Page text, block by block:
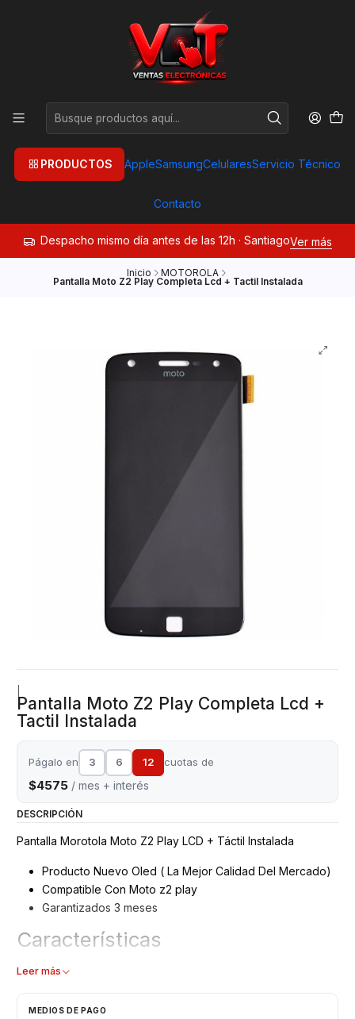
PRODUCTOS AppleSamsungCelularesServicio Técnico
Contacto
Despacho mismo día antes de las 12h · SantiagoVer más
Inicio MOTOROLA
Pantalla Moto Z2 Play Completa Lcd + Tactil Instalada
Pantalla Moto Z2 Play Completa Lcd +
Tactil Instalada
Págalo en 3 6 12 cuotas de
$4575 / mes + interés
DESCRIPCIÓN
Pantalla Morotola Moto Z2 Play LCD + Táctil Instalada
Producto Nuevo Oled ( La Mejor Calidad Del Mercado)
Compatible Con Moto z2 play
Garantizados 3 meses
Características
Pantalla Moto z2 play OLED
Leer más
MEDIOS DE PAGO